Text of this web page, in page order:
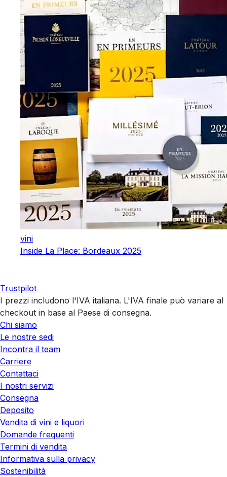
vini
Inside La Place: Bordeaux 2025
Trustpilot
I prezzi includono l'IVA italiana. L'IVA finale può variare al
checkout in base al Paese di consegna.
Chi siamo
Le nostre sedi
Incontra il team
Carriere
Contattaci
I nostri servizi
Consegna
Deposito
Vendita di vini e liquori
Domande frequenti
Termini di vendita
Informativa sulla privacy
Sostenibilità